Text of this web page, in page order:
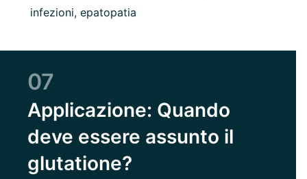
infezioni, epatopatia
07
Applicazione: Quando
deve essere assunto il
glutatione?